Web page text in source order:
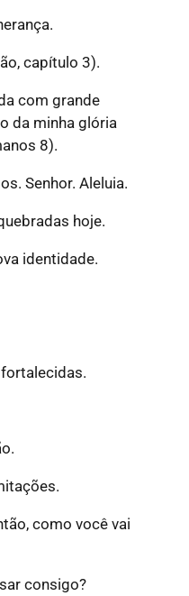
capítulo 3).
com grande
da minha glória
8).
Senhor. Aleluia.
hoje.
identidade.
como você vai
consigo?